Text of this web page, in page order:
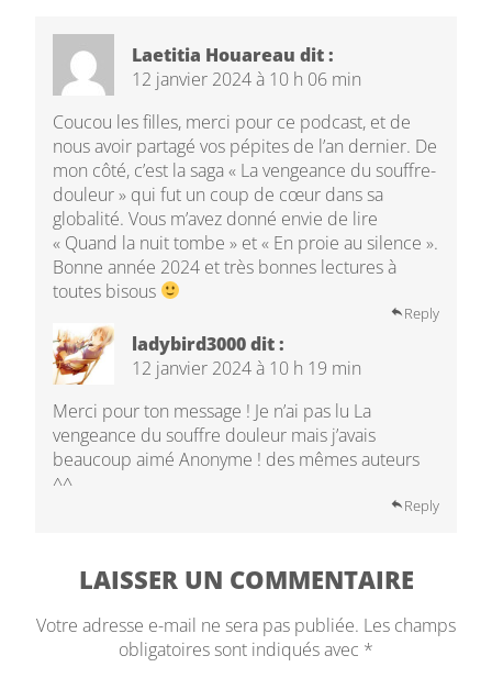
Laetitia Houareau dit :
12 janvier 2024 à 10 h 06 min
Coucou les filles, merci pour ce podcast, et de
nous avoir partagé vos pépites de l’an dernier. De
mon côté, c’est la saga « La vengeance du souffre-
douleur » qui fut un coup de cœur dans sa
globalité. Vous m’avez donné envie de lire
« Quand la nuit tombe » et « En proie au silence ».
Bonne année 2024 et très bonnes lectures à
toutes bisous
Reply
ladybird3000dit :
12 janvier 2024 à 10 h 19 min
Merci pour ton message ! Je n’ai pas lu La
vengeance du souffre douleur mais j’avais
beaucoup aimé Anonyme ! des mêmes auteurs
^^
Reply
LAISSER UN COMMENTAIRE
Votre adresse e-mail ne sera pas publiée. Les champs
obligatoires sont indiqués avec *